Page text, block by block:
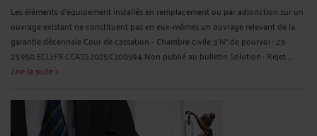
Les éléments d'équipement installés en remplacement ou par adjonction sur un
ouvrage existant ne constituent pas en eux-mêmes un ouvrage relevant de la
garantie décennale Cour de cassation - Chambre civile 3 N° de pourvoi : 23-
23.950 ECLI:FR:CCASS:2025:C300594 Non publié au bulletin Solution : Rejet ...
Lire la suite >